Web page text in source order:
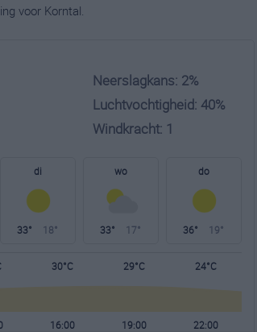
voor Korntal.
Neerslagkans: 2%
Luchtvochtigheid: 40%
Windkracht: 1
di
33° 18°
wo
33° 17°
do
36° 19°
30°C 29°C 24°C
16:00 19:00 22:00